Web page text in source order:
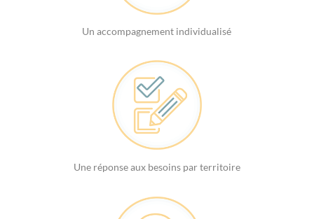
Un accompagnement individualisé
Une réponse aux besoins par territoire